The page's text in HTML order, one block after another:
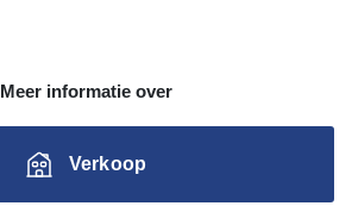
Meer informatie over
Verkoop